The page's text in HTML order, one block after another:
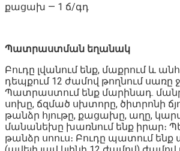
քացախ — 1 ճ/գդ
Պատրաստման եղանակ
Բուդը լվանում ենք, մաքրում և
դեպքում 12 ժամով թողնում սառը
Պատրաստում ենք մարինադ.
սոխը, ճզմած սխտորը, ծիտրոնի
թանձր հյութը, քացախը, աղը,
մանանեխը խառնում ենք իրար։
թանձր սոուս։ Բուդը պատում ենք